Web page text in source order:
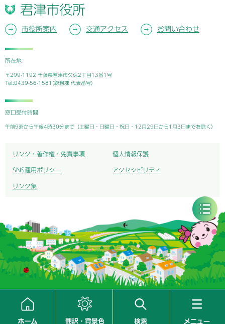
君津市役所
市役所案内 交通アクセス お問い合わせ
所在地
〒299-1192 千葉県君津市久保2丁目13番1号
Tel:0439-56-1581(総務課 代表番号)
窓口受付時間
午前9時から午後4時30分まで（土曜日・日曜日・祝日・12月29日から1月3日までを除く）
リンク・著作権・免責事項 個人情報保護
SNS運用ポリシー アクセシビリティ
リンク集